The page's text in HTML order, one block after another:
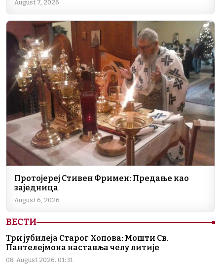
o
k
p
k
August 7, 2026
Протојереј Стивен Фримен: Предање као
заједница
August 6, 2026
ВЕСТИ
Три јубилеја Старог Хопова: Мошти Св.
Пантелејмона наставља челу литије
08. August 2026. 01:31